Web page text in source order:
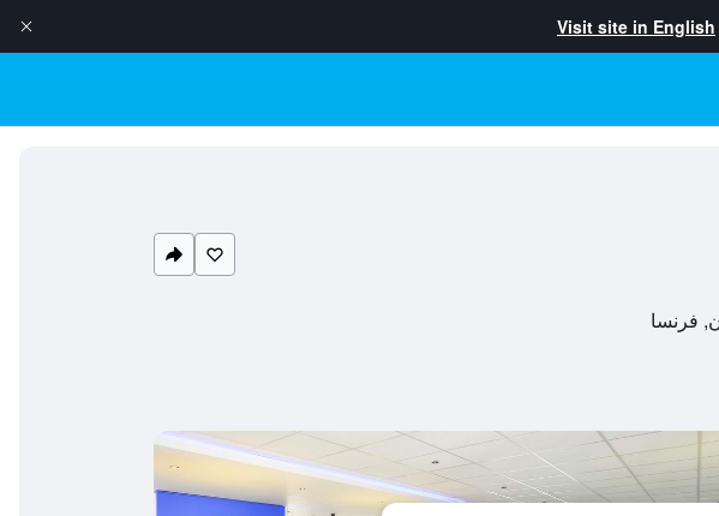
Visit site in English